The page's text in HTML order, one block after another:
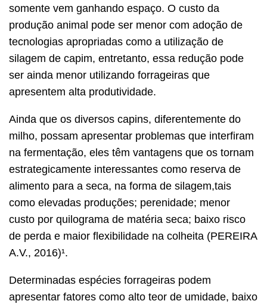
somente vem ganhando espaço. O custo da
produção animal pode ser menor com adoção de
tecnologias apropriadas como a utilização de
silagem de capim, entretanto, essa redução pode
ser ainda menor utilizando forrageiras que
apresentem alta produtividade.
Ainda que os diversos capins, diferentemente do
milho, possam apresentar problemas que interfiram
na fermentação, eles têm vantagens que os tornam
estrategicamente interessantes como reserva de
alimento para a seca, na forma de silagem,tais
como elevadas produções; perenidade; menor
custo por quilograma de matéria seca; baixo risco
de perda e maior flexibilidade na colheita (PEREIRA
A.V., 2016)¹.
Determinadas espécies forrageiras podem
apresentar fatores como alto teor de umidade, baixo